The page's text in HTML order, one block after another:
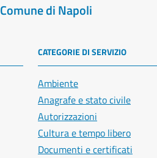
Comune di Napoli
CATEGORIE DI SERVIZIO
Ambiente
Anagrafe e stato civile
Autorizzazioni
Cultura e tempo libero
Documenti e certificati